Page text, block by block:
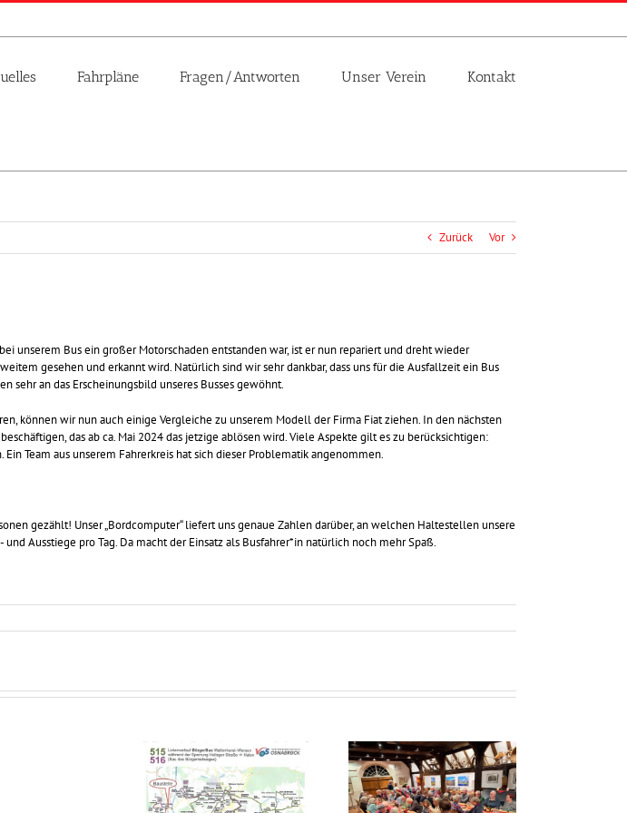
Fahrpläne Fragen/Antworten Unser Verein Kontakt
Zurück Vor
unserem Bus ein großer Motorschaden entstanden war, ist er nun repariert und dreht wieder
gesehen und erkannt wird. Natürlich sind wir sehr dankbar, dass uns für die Ausfallzeit ein Bus
sehr an das Erscheinungsbild unseres Busses gewöhnt.
können wir nun auch einige Vergleiche zu unserem Modell der Firma Fiat ziehen. In den nächsten
das ab ca. Mai 2024 das jetzige ablösen wird. Viele Aspekte gilt es zu berücksichtigen:
Team aus unserem Fahrerkreis hat sich dieser Problematik angenommen.
gezählt! Unser „Bordcomputer“ liefert uns genaue Zahlen darüber, an welchen Haltestellen unsere
Ausstiege pro Tag. Da macht der Einsatz als Busfahrer*in natürlich noch mehr Spaß.